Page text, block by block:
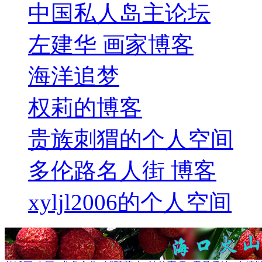
中国私人岛主论坛
左建华 画家博客
海洋追梦
权莉的博客
贵族刺猬的个人空间
多伦路名人街 博客
xyljl2006的个人空间